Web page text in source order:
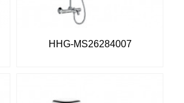
HHG-MS26284007